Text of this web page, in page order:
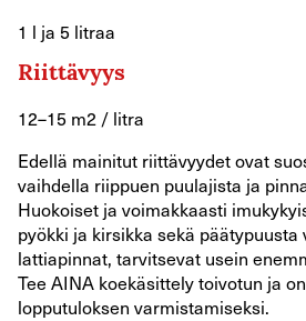
1 l ja 5 litraa
Riittävyys
12–15 m2 / litra
Edellä mainitut riittävyydet ovat
vaihdella riippuen puulajista ja
Huokoiset ja voimakkaasti
pyökki ja kirsikka sekä
lattiapinnat, tarvitsevat usein
Tee AINA koekäsittely toivotun ja
lopputuloksen varmistamiseksi.